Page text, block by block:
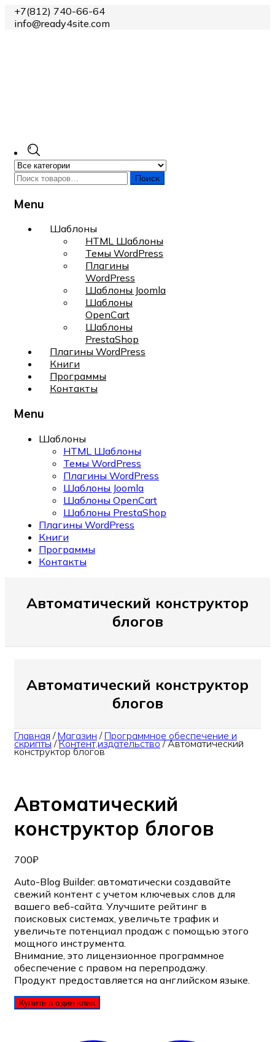
+7(812) 740-66-64
info@ready4site.com
Поиск
Menu
Skip
Шаблоны
HTML Шаблоны
Темы WordPress
Плагины
WordPress
Шаблоны Joomla
Шаблоны
OpenCart
Шаблоны
PrestaShop
Плагины WordPress
Книги
Программы
Контакты
Menu
Шаблоны
HTML Шаблоны
Темы WordPress
Плагины WordPress
Шаблоны Joomla
Шаблоны OpenCart
Шаблоны PrestaShop
Плагины WordPress
Книги
Программы
Контакты
Автоматический конструктор
блогов
Автоматический конструктор
блогов
Главная / Магазин / Программное обеспечение и
скрипты/Контент,издательство/Автоматический
конструктор блогов
Автоматический
конструктор блогов
700₽
Auto-Blog Builder: автоматически создавайте
свежий контент с учетом ключевых слов для
вашего веб-сайта. Улучшите рейтинг в
поисковых системах, увеличьте трафик и
увеличьте потенциал продаж с помощью этого
мощного инструмента.
Внимание, это лицензионное программное
обеспечение с правом на перепродажу.
Продукт предоставляется на английском языке.
Купить в один клик